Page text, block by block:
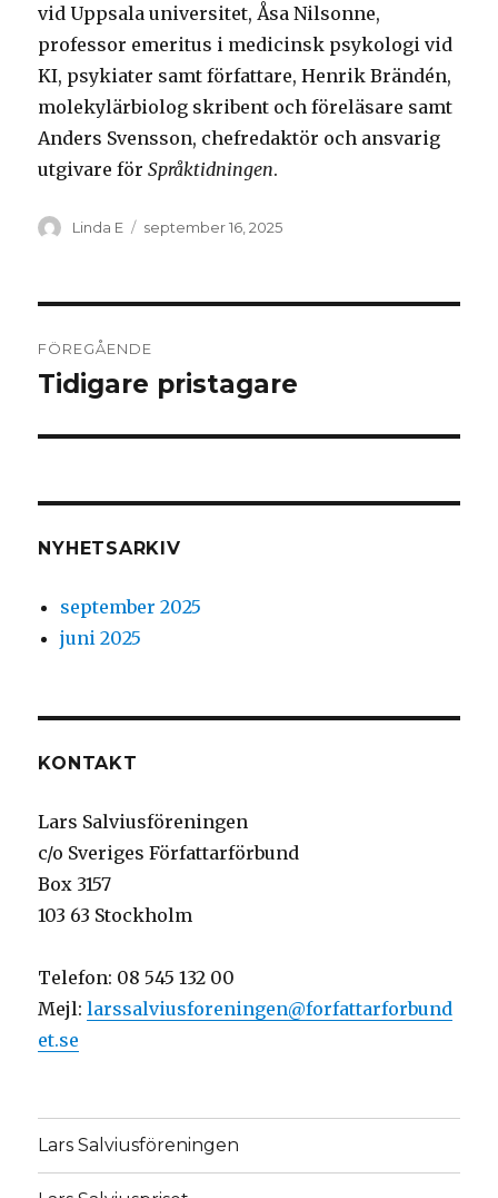
vid Uppsala universitet, Åsa Nilsonne,
professor emeritus i medicinsk psykologi vid
KI, psykiater samt författare, Henrik Brändén,
molekylärbiolog skribent och föreläsare samt
Anders Svensson, chefredaktör och ansvarig
utgivare förSpråktidningen.
Författare
Linda E
Publicerat
september 16, 2025
FÖREGÅENDE
Föregående
Tidigare pristagare
NYHETSARKIV
september 2025
juni 2025
KONTAKT
Lars Salviusföreningen
c/o Sveriges Författarförbund
Box 3157
103 63 Stockholm
Telefon: 08 545 132 00
Mejl: larssalviusforeningen@forfattarforbund
et.se
Lars Salviusföreningen